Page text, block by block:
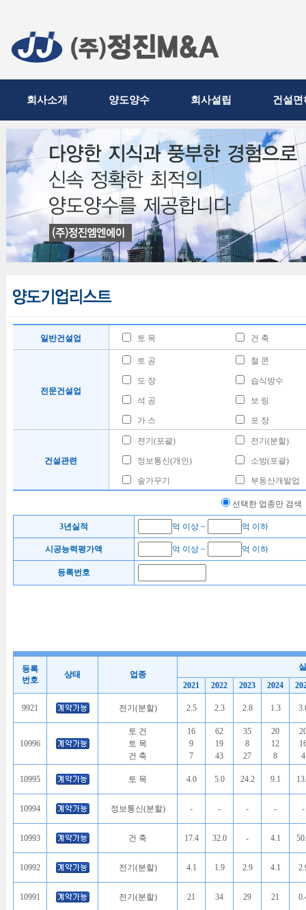
회사소개 양도양수 회사설립 건설면
일반건설업 토 목 건 축
전문건설업
토 공 철 콘
도 장 습식방수
석 공 보 링
가 스 포 장
건설관련
전기(포괄) 전기(분할)
정보통신(개인) 소방(포괄)
숲가꾸기 부동산개발업
선택한 업종만 검색
3년실적 억 이상 ~ 억 이하
시공능력평가액 억 이상 ~ 억 이하
등록번호
등록
번호
상태 업종
2021
2022 2023 2024
9921 전기(분할) 2.5 2.3 2.8 1.3
10996
토 건
토 목
건 축
16
9
7
62
19
43
35
8
27
20
12
8
4
10995 토 목 4.0 5.0 24.2 9.1
10994 정보통신(분할) - - - - -
10993 건 축 17.4 32.0 - 4.1
10992 전기(분할) 4.1 1.9 2.9 4.1
10991 전기(분할) 21 34 29 21